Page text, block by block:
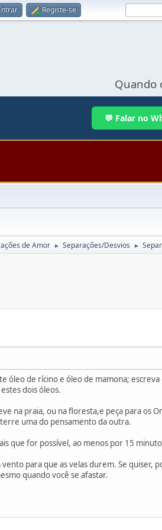
Registe-se
Quando
💬 Falar no
de Amor ► Separações/Desvios ►
óleo de rícino e óleo de mamona;
dois óleos.
na praia, ou na floresta,e peça para os
uma do pensamento da outra.
que for possível, ao menos por 15
para que as velas durem. Se
quando você se afastar.